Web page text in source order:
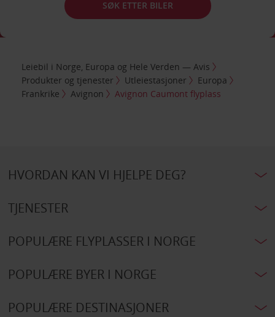
SØK ETTER BILER
Leiebil i Norge, Europa og Hele Verden — Avis
Produkter og tjenester
Utleiestasjoner
Europa
Frankrike
Avignon Avignon Caumont flyplass
HVORDAN KAN VI HJELPE DEG?
TJENESTER
POPULÆRE FLYPLASSER I NORGE
POPULÆRE BYER I NORGE
POPULÆRE DESTINASJONER